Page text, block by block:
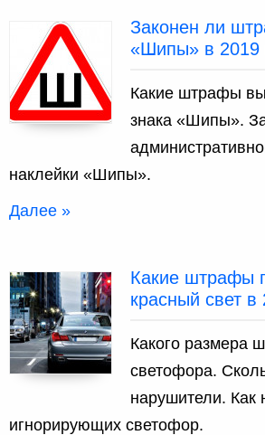
Законен ли
«Шипы» в 2019
Какие штрафы
знака «Шипы».
наклейки «Шипы».
Далее »
Какие штрафы
красный свет в
Какого размера
светофора.
нарушители. Как
игнорирующих светофор.